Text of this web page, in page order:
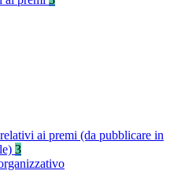
ai premi (da pubblicare in
3